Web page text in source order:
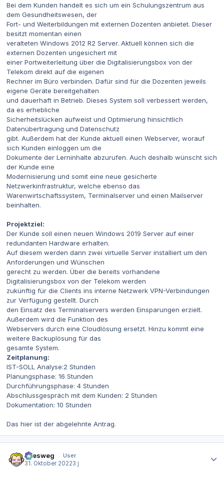
Bei dem Kunden handelt es sich um ein Schulungszentrum aus
dem Gesundheitswesen, der
Fort- und Weiterbildungen mit externen Dozenten anbietet. Dieser
besitzt momentan einen
veralteten Windows 2012 R2 Server. Aktuell können sich die
externen Dozenten ungesichert mit
einer Portweiterleitung über die Digitalisierungsbox von der
Telekom direkt auf die eigenen
Rechner im Büro verbinden. Dafür sind für die Dozenten jeweils
eigene Geräte bereitgehalten
und dauerhaft in Betrieb. Dieses System soll verbessert werden,
da es erhebliche
Sicherheitslücken aufweist und Optimierung hinsichtlich
Datenübertragung und Datenschutz
gibt. Außerdem hat der Kunde aktuell einen Webserver, worauf
sich Kunden einloggen um die
Dokumente der Lerninhalte abzurufen. Auch deshalb wünscht sich
der Kunde eine
Modernisierung und somit eine neue gesicherte
Netzwerkinfrastruktur, welche ebenso das
Warenwirtschaftssystem, Terminalserver und einen Mailserver
beinhalten.
Projektziel:
Der Kunde soll einen neuen Windows 2019 Server auf einer
redundanten Hardware erhalten.
Auf diesem werden dann zwei virtuelle Server installiert um den
Anforderungen und Wünschen
gerecht zu werden. Über die bereits vorhandene
Digitalisierungsbox von der Telekom werden
zukünftig für die Clients ins interne Netzwerk VPN-Verbindungen
zur Verfügung gestellt. Durch
den Einsatz des Terminalservers werden Einsparungen erzielt.
Außerdem wird die Funktion des
Webservers durch eine Cloudlösung ersetzt. Hinzu kommt eine
weitere Backuplösung für das
gesamte System.
Zeitplanung:
IST-SOLL Analyse:2 Stunden
Planungsphase: 16 Stunden
Durchführungsphase: 4 Stunden
Abschlussgespräch mit dem Kunden: 2 Stunden
Dokumentation: 10 Stunden
Das hier ist der abgelehnte Antrag.
allesweg
User
31. Oktober 20223 j